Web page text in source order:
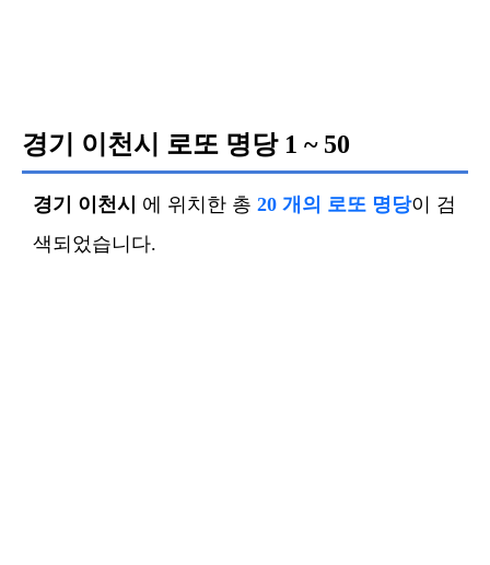
경기 이천시 로또 명당1 ~ 50
경기 이천시 에 위치한 총 20 개의 로또 명당이 검
색되었습니다.